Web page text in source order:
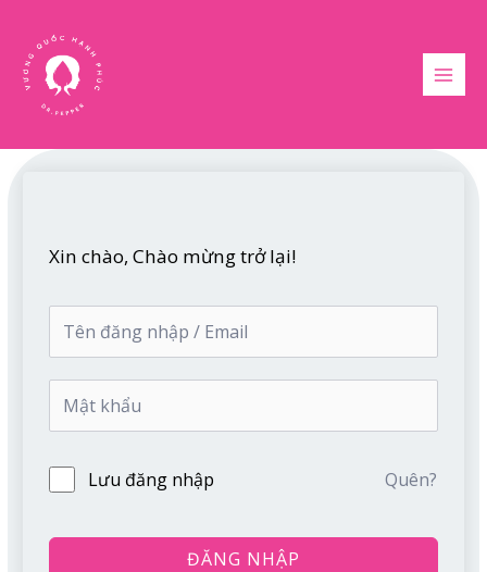
dung
Xin chào, Chào mừng trở lại!
Lưu đăng nhập Quên?
ĐĂNG NHẬP